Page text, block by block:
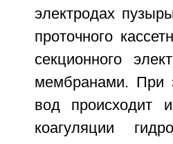
электродах
проточного
секционного
мембранами. При
вод происходит
коагуляции